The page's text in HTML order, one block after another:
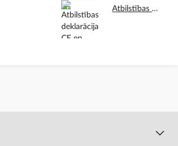
Atbilstības deklarācija CE en.pdf